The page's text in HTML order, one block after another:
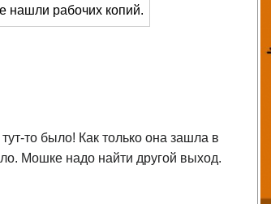
нашли рабочих копий.
то было! Как только она зашла в
Мошке надо найти другой выход.